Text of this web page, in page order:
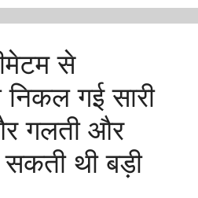
से
निकल गई सारी
गलती और
थी बड़ी